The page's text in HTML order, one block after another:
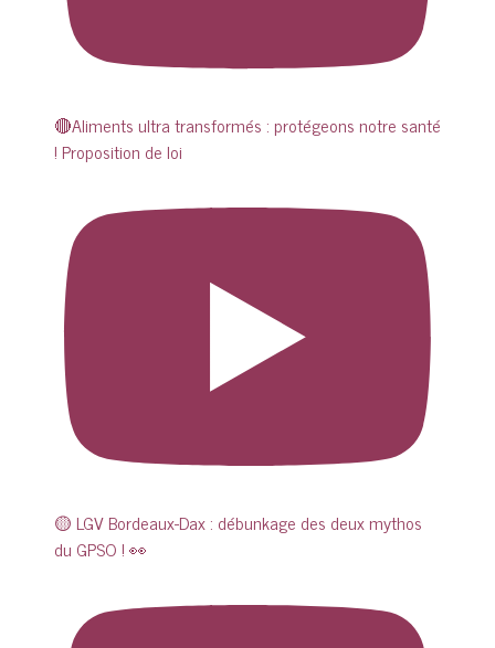
🔴Aliments ultra transformés : protégeons notre santé
! Proposition de loi
🟡 LGV Bordeaux-Dax : débunkage des deux mythos
du GPSO ! 👀